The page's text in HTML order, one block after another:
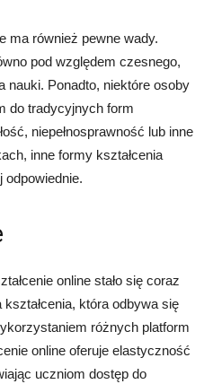
ma również pewne wady.
pod względem czesnego,
nauki. Ponadto, niektóre osoby
do tradycyjnych form
niepełnosprawność lub inne
inne formy kształcenia
odpowiednie.
online stało się coraz
która odbywa się
różnych platform
online oferuje elastyczność
uczniom dostęp do